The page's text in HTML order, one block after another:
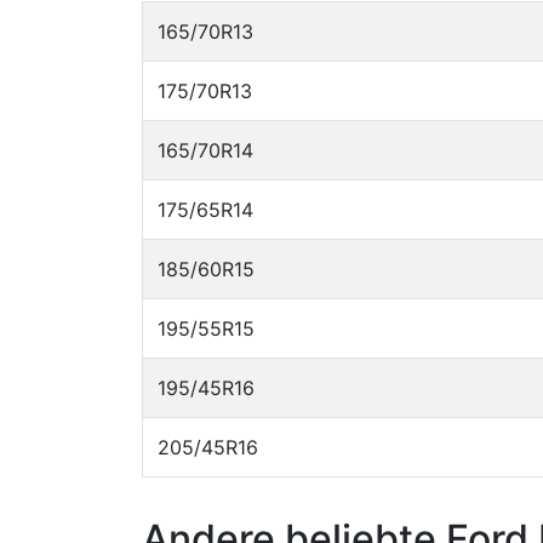
165/70R13
175/70R13
165/70R14
175/65R14
185/60R15
195/55R15
195/45R16
205/45R16